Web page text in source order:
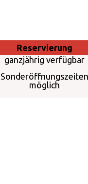
Reservierung
ganzjährig verfügbar
Sonderöffnungszeiten
möglich